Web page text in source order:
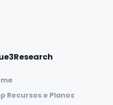
Recursos e Planos